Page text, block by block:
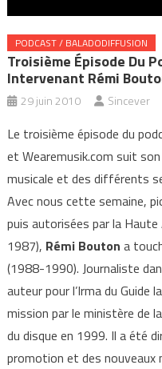
PODCAST / BALADODIFFUSION
Troisième Épisode Du
Intervenant Rémi
29 juin 2010 Sincever
Le troisième épisode du
et Wearemusik.com suit
musicale et des différents
Avec nous cette semaine,
puis autorisées par la
1987), Rémi Bouton a
(1988-1990). Journaliste
auteur pour l’Irma du Guide
mission par le ministère de
du disque en 1999. Il a été
promotion et des nouveaux